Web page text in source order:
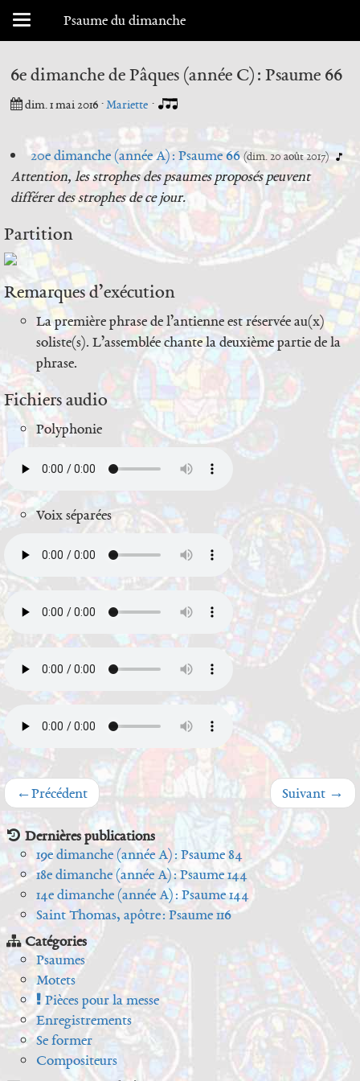
Menu déroulant
Psaume du dimanche
6e dimanche de Pâques (année C) : Psaume 66
dim. 1 mai 2016 ·Mariette ·
20e dimanche (année A) : Psaume 66 (dim. 20 août 2017)
Attention, les strophes des psaumes proposés peuvent
différer des strophes de ce jour.
Partition
Remarques d’exécution
La première phrase de l’antienne est réservée au(x)
soliste(s). L’assemblée chante la deuxième partie de la
phrase.
Fichiers audio
Polyphonie
Voix séparées
←Précédent Suivant →
Dernières publications
19e dimanche (année A) : Psaume 84
18e dimanche (année A) : Psaume 144
14e dimanche (année A) : Psaume 144
Saint Thomas, apôtre : Psaume 116
Catégories
Psaumes
Motets
Pièces pour la messe
Enregistrements
Se former
Compositeurs